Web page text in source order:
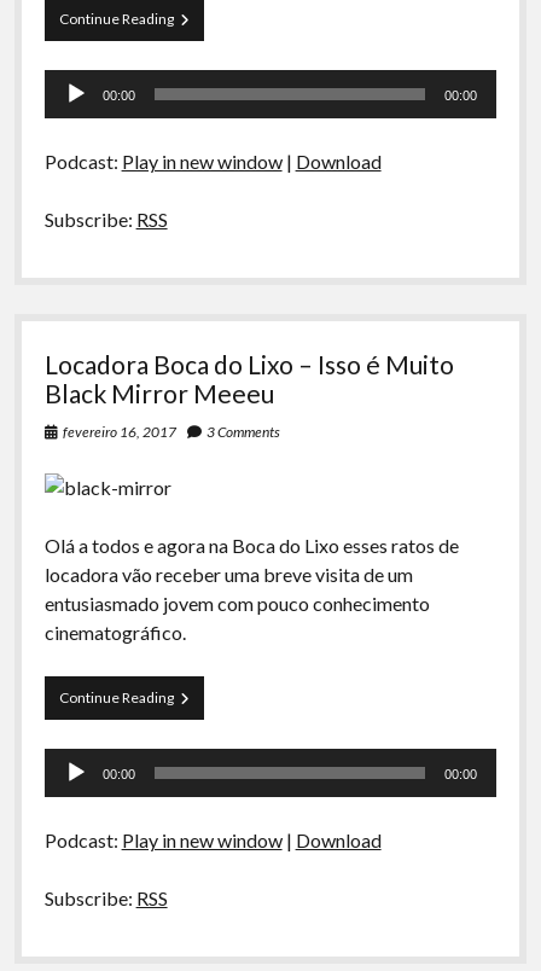
Continue ReadingPreliminares
9
Black
Filhos
Tocador
00:00 00:00
Podcast: Play in new window| Download
Subscribe: RSS
Locadora Boca do Lixo – Isso é Muito
Black Mirror Meeeu
fevereiro 16, 2017 3 Comments
Olá a todos e agora na Boca do Lixo esses ratos de
locadora vão receber uma breve visita de um
entusiasmado jovem com pouco conhecimento
cinematográfico.
Continue ReadingLocadora
Boca
–
Muito
Tocador
00:00 00:00
Podcast: Play in new window| Download
Subscribe: RSS